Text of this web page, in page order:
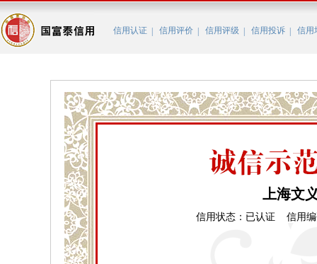
信用认证 信用评价 信用评级 信用投诉 信用
上海文
信用状态：已认证 信用编